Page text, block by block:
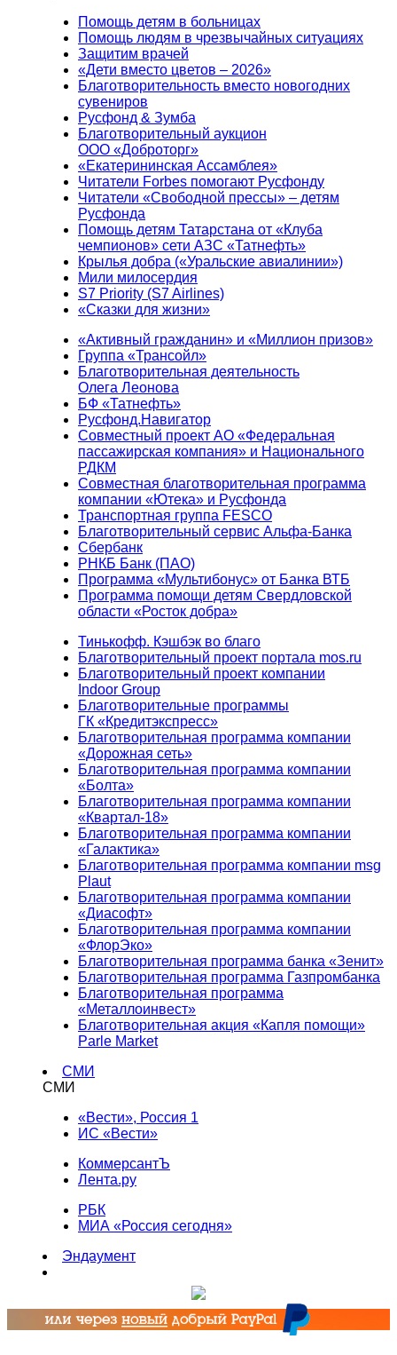
Помощь детям в больницах
Помощь людям в чрезвычайных ситуациях
Защитим врачей
«Дети вместо цветов – 2026»
Благотворительность вместо новогодних
сувениров
Русфонд & Зумба
Благотворительный аукцион
ООО «Доброторг»
«Екатерининская Ассамблея»
Читатели Forbes помогают Русфонду
Читатели «Свободной прессы» – детям
Русфонда
Помощь детям Татарстана от «Клуба
чемпионов» сети АЗС «Татнефть»
Крылья добра («Уральские авиалинии»)
Мили милосердия
S7 Priority (S7 Airlines)
«Сказки для жизни»
«Активный гражданин» и «Миллион призов»
Группа «Трансойл»
Благотворительная деятельность
Олега Леонова
БФ «Татнефть»
Русфонд.Навигатор
Совместный проект АО «Федеральная
пассажирская компания» и Национального
РДКМ
Совместная благотворительная программа
компании «Ютека» и Русфонда
Транспортная группа FESCO
Благотворительный сервис Альфа-Банка
Сбербанк
РНКБ Банк (ПАО)
Программа «Мультибонус» от Банка ВТБ
Программа помощи детям Свердловской
области «Росток добра»
Тинькофф. Кэшбэк во благо
Благотворительный проект портала mos.ru
Благотворительный проект компании
Indoor Group
Благотворительные программы
ГК «Кредитэкспресс»
Благотворительная программа компании
«Дорожная сеть»
Благотворительная программа компании
«Болта»
Благотворительная программа компании
«Квартал-18»
Благотворительная программа компании
«Галактика»
Благотворительная программа компании msg
Plaut
Благотворительная программа компании
«Диасофт»
Благотворительная программа компании
«ФлорЭко»
Благотворительная программа банка «Зенит»
Благотворительная программа Газпромбанка
Благотворительная программа
«Металлоинвест»
Благотворительная акция «Капля помощи»
Parle Market
СМИ
СМИ
«Вести», Россия 1
ИС «Вести»
КоммерсантЪ
Лента.ру
РБК
МИА «Россия сегодня»
Эндаумент